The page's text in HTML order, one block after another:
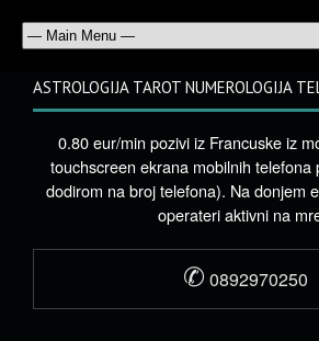
ASTROLOGIJA TAROT NUMEROLOGIJA
0.80 eur/min pozivi iz Francuske iz
touchscreen ekrana mobilnih telefona
dodirom na broj telefona). Na donjem
operateri aktivni na
✆ 0892970250